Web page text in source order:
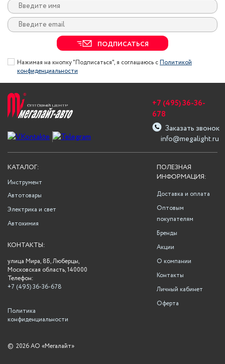
ПОДПИСАТЬСЯ
Нажимая на кнопку "Подписаться", я соглашаюсь сПолитикой
конфиденциальности
info@megalight.ru
+7 (495) 36-36-
678
Заказать звонок
ПОЛЕЗНАЯ
ИНФОРМАЦИЯ:
Доставка и оплата
Оптовым
покупателям
Бренды
Акции
О компании
Контакты
Личный кабинет
Оферта
КАТАЛОГ:
Инструмент
Автотовары
Электрика и свет
Автохимия
КОНТАКТЫ:
улица Мира, 8Б, Люберцы,
Московская область, 140000
Телефон:
+7 (495) 36-36-678
Политика
конфиденциальности
© 2026 АО «Мегалайт»